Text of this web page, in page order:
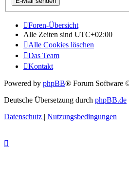
Foren-Übersicht
Alle Zeiten sind UTC+02:00
Alle Cookies löschen
Das Team
Kontakt
Powered by phpBB® Forum Software
Deutsche Übersetzung durch phpBB.de
Datenschutz | Nutzungsbedingungen